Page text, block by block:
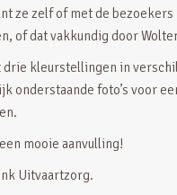
ze zelf of met de bezoekers
of dat vakkundig door
drie kleurstellingen in
onderstaande foto’s voor
mooie aanvulling!
Uitvaartzorg.